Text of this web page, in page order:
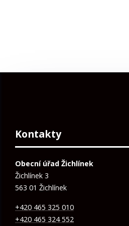
Kontakty
Obecní úřad Žichlínek
Žichlínek 3
563 01 Žichlínek
+420 465 325 010
+420 465 324 552